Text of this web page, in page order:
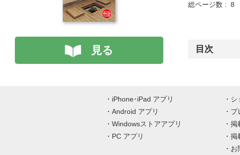
見る
総ページ数 : 8
目次
iPhone･iPad アプリ
Android アプリ
Windowsストアアプリ
PC アプリ
シ
プ
掲
掲
お